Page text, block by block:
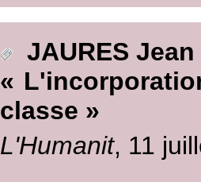
JAURES Jean
«
classe »
L'Humanit, 11